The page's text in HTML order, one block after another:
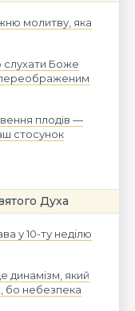
молитву, яка
слухати Боже
переображеним
плодів —
стосунок
Духа
у 10-ту неділю
динамізм, який
бо небезпека